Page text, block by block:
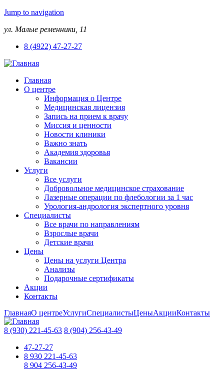
Jump to navigation
ул. Малые ременники, 11
8 (4922) 47-27-27
Главная
О центре
Информация о Центре
Медицинская лицензия
Запись на прием к врачу
Миссия и ценности
Новости клиники
Важно знать
Академия здоровья
Вакансии
Услуги
Все услуги
Добровольное медицинское страхование
Лазерные операции по флебологии за 1 час
Урология-андрология экспертного уровня
Специалисты
Все врачи по направлениям
Взрослые врачи
Детские врачи
Цены
Цены на услуги Центра
Анализы
Подарочные сертификаты
Акции
Контакты
ГлавнаяО центреУслугиСпециалистыЦеныАкцииКонтакты
8 (930) 221-45-63 8 (904) 256-43-49
47-27-27
8 930 221-45-63
8 904 256-43-49